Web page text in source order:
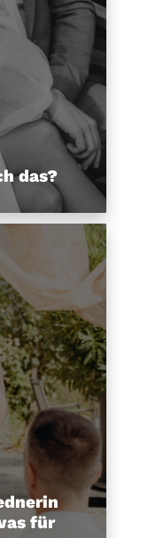
das?
für